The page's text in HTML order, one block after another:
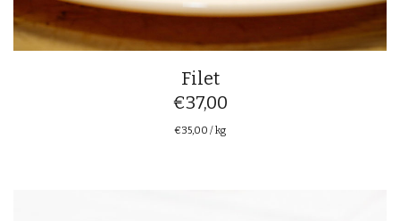
Filet
€37,00
€35,00 / kg